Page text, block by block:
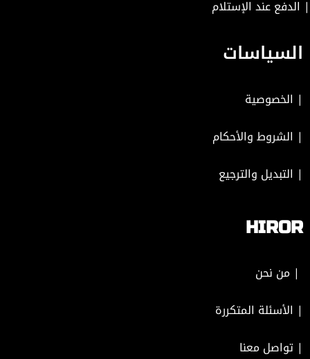
| الدفع عند الإستلام
السياسات
| الخصوصية
| الشروط والأحكام
| التبديل والترجيع
HIROR
| من نحن
| الأسئلة المتكررة
| تواصل معنا